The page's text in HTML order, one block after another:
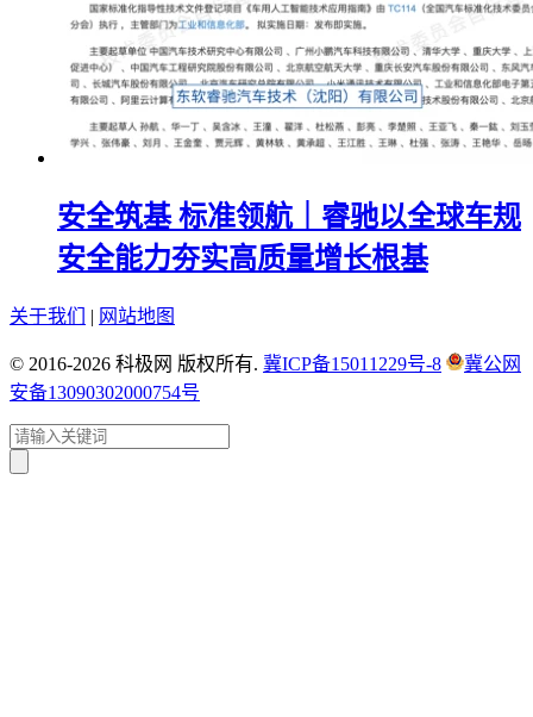
安全筑基 标准领航｜睿驰以全球车规
安全能力夯实高质量增长根基
关于我们 | 网站地图
© 2016-2026 科极网 版权所有. 冀ICP备15011229号-8
冀公网
安备13090302000754号